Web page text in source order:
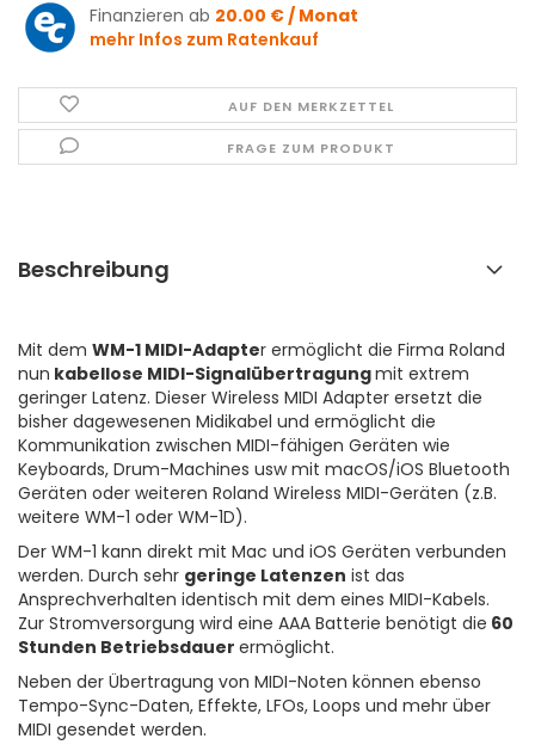
Finanzieren ab 20.00 € / Monat
mehr Infos zum Ratenkauf
AUF DEN MERKZETTEL
FRAGE ZUM PRODUKT
Beschreibung
Mit dem WM-1 MIDI-Adapter ermöglicht die Firma Roland
nun kabellose MIDI-Signalübertragungmit extrem
geringer Latenz. Dieser Wireless MIDI Adapter ersetzt die
bisher dagewesenen Midikabel und ermöglicht die
Kommunikation zwischen MIDI-fähigen Geräten wie
Keyboards, Drum-Machines usw mit macOS/iOS Bluetooth
Geräten oder weiteren Roland Wireless MIDI-Geräten (z.B.
weitere WM-1 oder WM-1D).
Der WM-1 kann direkt mit Mac und iOS Geräten verbunden
werden. Durch sehr geringe Latenzen ist das
Ansprechverhalten identisch mit dem eines MIDI-Kabels.
Zur Stromversorgung wird eine AAA Batterie benötigt die 60
Stunden Betriebsdauer ermöglicht.
Neben der Übertragung von MIDI-Noten können ebenso
Tempo-Sync-Daten, Effekte, LFOs, Loops und mehr über
MIDI gesendet werden.